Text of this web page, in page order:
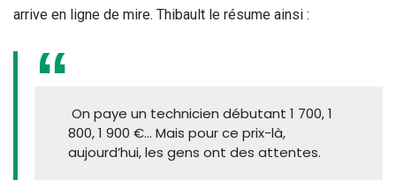
arrive en ligne de mire. Thibault le résume ainsi :
On paye un technicien débutant 1 700, 1
800, 1 900 €… Mais pour ce prix-là,
aujourd’hui, les gens ont des attentes.